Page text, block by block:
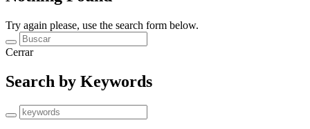
Try again please, use the search form below.
Cerrar
Search by Keywords